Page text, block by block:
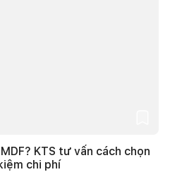
KTS tư vấn cách chọn
chi phí